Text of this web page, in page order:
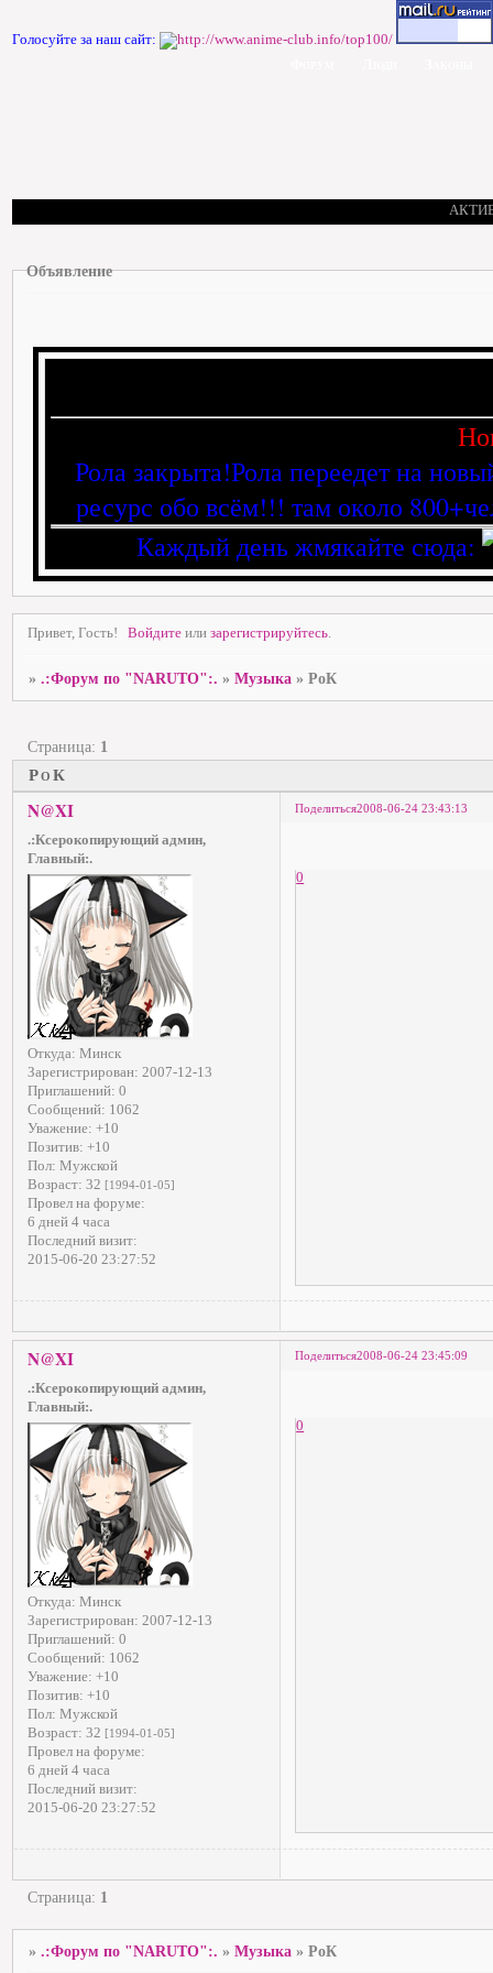
Голосуйте за наш сайт:
Объявление
Рола закрыта!Рола переедет на
ресурс обо всём!!! там около
Каждый день жмякайте сюда:
Привет, Гость! Войдите илизарегистрируйтесь.
».:Форум по "NARUTO":. »Музыка »РоК
РоК
Страница: 1
Поделиться2008-06-24 23:43:13
N@XI
.:Ксерокопирующий админ,
Главный:.
Откуда: Минск
Зарегистрирован: 2007-12-13
Приглашений: 0
Сообщений: 1062
Уважение: +10
Позитив: +10
Пол: Мужской
Возраст: 32 [1994-01-05]
Провел на форуме:
6 дней 4 часа
Последний визит:
2015-06-20 23:27:52
0
Поделиться2008-06-24 23:45:09
N@XI
.:Ксерокопирующий админ,
Главный:.
Откуда: Минск
Зарегистрирован: 2007-12-13
Приглашений: 0
Сообщений: 1062
Уважение: +10
Позитив: +10
Пол: Мужской
Возраст: 32 [1994-01-05]
Провел на форуме:
6 дней 4 часа
Последний визит:
2015-06-20 23:27:52
0
Страница: 1
».:Форум по "NARUTO":. »Музыка »РоК